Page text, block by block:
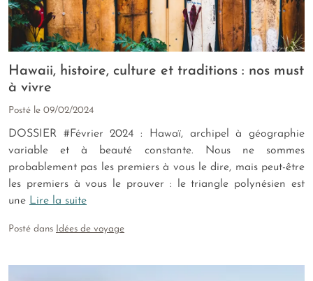
Hawaii, histoire, culture et traditions : nos must
à vivre
Posté le 09/02/2024
DOSSIER #Février 2024 : Hawaï, archipel à géographie
variable et à beauté constante. Nous ne sommes
probablement pas les premiers à vous le dire, mais peut-être
les premiers à vous le prouver : le triangle polynésien est
une Lire la suite
Posté dans Idées de voyage